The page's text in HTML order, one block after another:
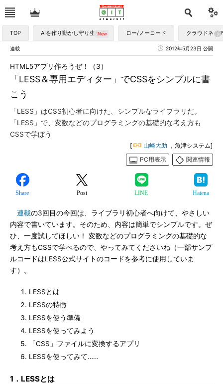
TOP AIを作り動かし守り生かす ロー/ノーコード クラウドネイ
連載 2012年5月23日 公開
「LESS＆専用エディター」でCSSをシンプルに書
こう
HTML5アプリ作ろうぜ！（3）
「LESS」はCSS初心者に向けた、シンプルなライブラリだ。
「LESS」で、変数などのプログラミングの基礎的な考え方も
CSSで学ぼう
[ 山崎大助 ，魚津システム]
PC用表示
関連情報
Share Post LINE Hatena
連載の3回目の今回は、ライブラリ初心者へ向けて、やさしい
内容で書いています。そのため、内容は簡単でシンプルです。ぜ
ひ、一度試してほしい！ 変数などのプログラミングの基礎的な
考え方もCSSで学べるので、やってみてくださいね（一部サンプ
ルコードはLESS公式サイトのコードを参考に使用していま
す）。
LESSとは
LESSの特徴
LESSを使う準備
LESSを使ってみよう
「CSS」ファイルに変換するアプリ
LESSを使ってみて……
1．LESSとは